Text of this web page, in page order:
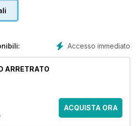
Plus, don't miss Inc.'s 2023 Best in
215 companies that are building a
Accesso immediato
ARRETRATO
ACQUISTA ORA